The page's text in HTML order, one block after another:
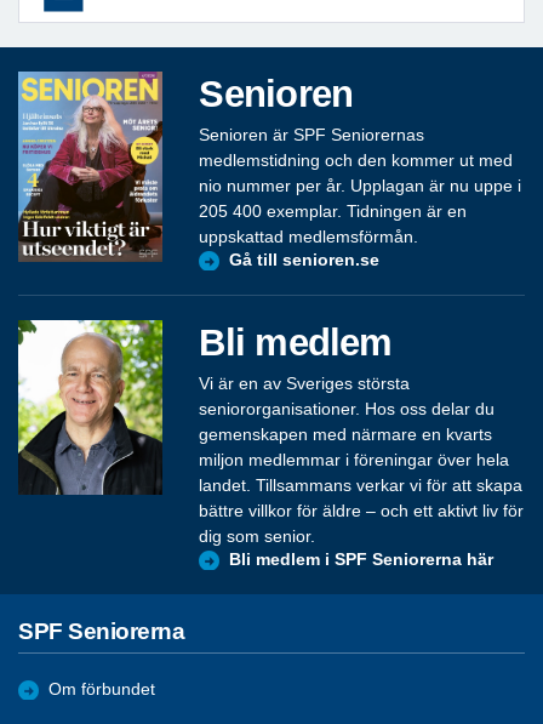
Senioren
Senioren är SPF Seniorernas
medlemstidning och den kommer ut med
nio nummer per år. Upplagan är nu uppe i
205 400 exemplar. Tidningen är en
uppskattad medlemsförmån.
Gå till senioren.se
Bli medlem
Vi är en av Sveriges största
seniororganisationer. Hos oss delar du
gemenskapen med närmare en kvarts
miljon medlemmar i föreningar över hela
landet. Tillsammans verkar vi för att skapa
bättre villkor för äldre – och ett aktivt liv för
dig som senior.
Bli medlem i SPF Seniorerna här
SPF Seniorerna
Om förbundet